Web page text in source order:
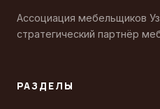
Ассоциация мебельщиков
стратегический партнёр
РАЗДЕЛЫ